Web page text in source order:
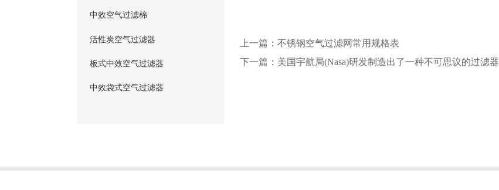
中效空气过滤棉
活性炭空气过滤器
板式中效空气过滤器
中效袋式空气过滤器
上一篇：不锈钢空气过滤网常用规格表
下一篇：美国宇航局(Nasa)研发制造出了一种不可思议的过滤器